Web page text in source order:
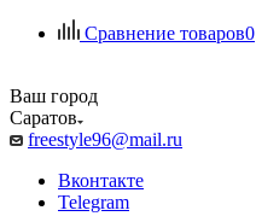
Сравнение товаров0
Ваш город
Саратов
freestyle96@mail.ru
Вконтакте
Telegram